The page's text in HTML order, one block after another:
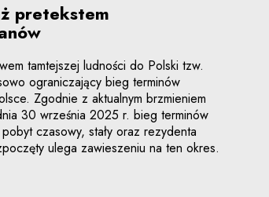
pretekstem
tamtejszej ludności do Polski tzw.
ograniczający bieg terminów
Zgodnie z aktualnym brzmieniem
30 września 2025 r. bieg terminów
czasowy, stały oraz rezydenta
ulega zawieszeniu na ten okres.